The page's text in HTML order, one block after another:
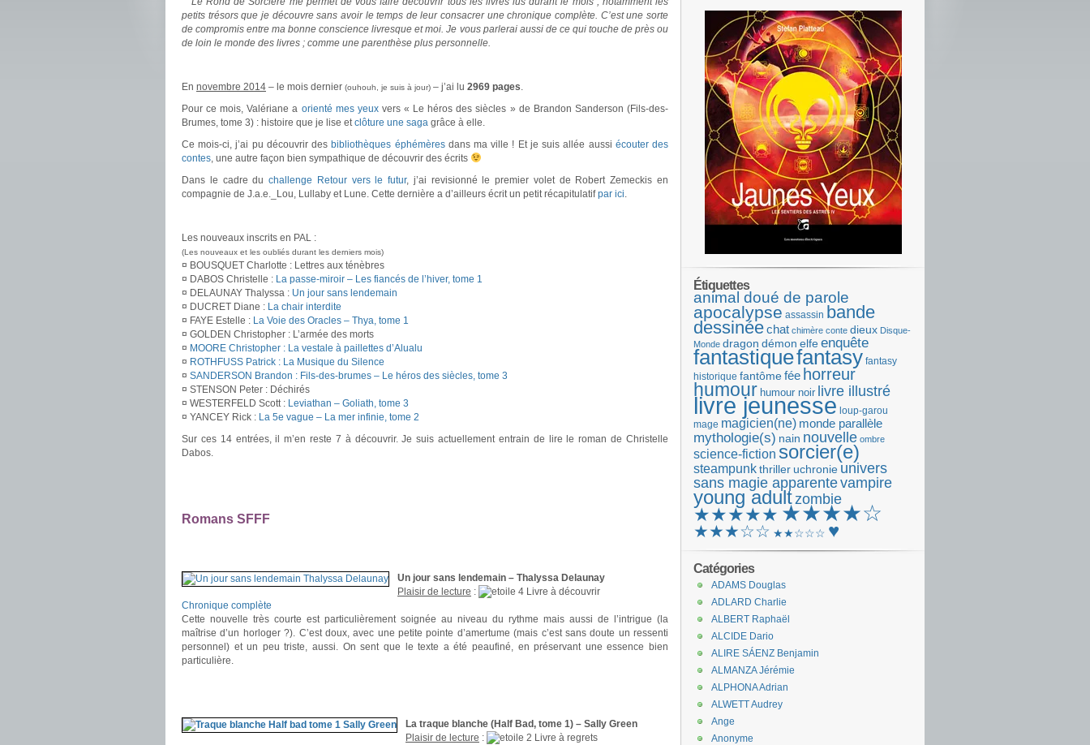
petits trésors que je découvre sans avoir le temps de leur consacrer une chronique complète. C’est une sorte
de compromis entre ma bonne conscience livresque et moi. Je vous parlerai aussi de ce qui touche de près ou
de loin le monde des livres ; comme une parenthèse plus personnelle.
En novembre 2014 – le mois dernier (ouhouh, je suis à jour) – j’ai lu 2969 pages.
Pour ce mois, Valériane a orienté mes yeuxvers « Le héros des siècles » de Brandon Sanderson (Fils-des-
Brumes, tome 3) : histoire que je lise etclôture une saga grâce à elle.
Ce mois-ci, j’ai pu découvrir des bibliothèques éphémèresdans ma ville ! Et je suis allée aussi écouter des
contes, une autre façon bien sympathique de découvrir des écrits
Dans le cadre duchallenge Retour vers le futur, j’ai revisionné le premier volet de Robert Zemeckis en
compagnie de J.a.e._Lou, Lullaby et Lune. Cette dernière a d’ailleurs écrit un petit récapitulatifpar ici.
Les nouveaux inscrits en PAL :
(Les nouveaux et les oubliés durant les derniers mois)
¤ BOUSQUET Charlotte : Lettres aux ténèbres
¤ DABOS Christelle : La passe-miroir – Les fiancés de l’hiver, tome 1
¤ DELAUNAY Thalyssa : Un jour sans lendemain
¤ DUCRET Diane : La chair interdite
¤ FAYE Estelle : La Voie des Oracles – Thya, tome 1
¤ GOLDEN Christopher : L’armée des morts
¤ MOORE Christopher : La vestale à paillettes d’Alualu
¤ ROTHFUSS Patrick : La Musique du Silence
¤ SANDERSON Brandon : Fils-des-brumes – Le héros des siècles, tome 3
¤ STENSON Peter : Déchirés
¤ WESTERFELD Scott : Leviathan – Goliath, tome 3
¤ YANCEY Rick : La 5e vague – La mer infinie, tome 2
Sur ces 14 entrées, il m’en reste 7 à découvrir. Je suis actuellement entrain de lire le roman de Christelle
Dabos.
Romans SFFF
Un jour sans lendemain – Thalyssa Delaunay
Plaisir de lecture :
Livre à découvrir
Chronique complète
Cette nouvelle très courte est particulièrement soignée au niveau du rythme mais aussi de l’intrigue (la
maîtrise d’un horloger ?). C’est doux, avec une petite pointe d’amertume (mais c’est sans doute un ressenti
personnel) et un peu triste, aussi. On sent que le texte a été peaufiné, en préservant une essence bien
particulière.
La traque blanche (Half Bad, tome 1) – Sally Green
Plaisir de lecture :
Livre à regrets
Étiquettes
animal doué de parole
apocalypse assassin bande
dessinéechat chimère conte dieux Disque-
Monde dragon démon elfeenquête
fantastiquefantasy fantasy
historique fantômefée horreur
humour humour noir livre illustré
livre jeunesse loup-garou
mage magicien(ne) monde parallèle
mythologie(s) nain nouvelle ombre
science-fiction sorcier(e)
steampunkthriller uchronie univers
sans magie apparentevampire
young adultzombie
★★★★★ ★★★★☆
★★★☆☆ ★★☆☆☆ ♥
Catégories
ADAMS Douglas
ADLARD Charlie
ALBERT Raphaël
ALCIDE Dario
ALIRE SÁENZ Benjamin
ALMANZA Jérémie
ALPHONA Adrian
ALWETT Audrey
Ange
Anonyme